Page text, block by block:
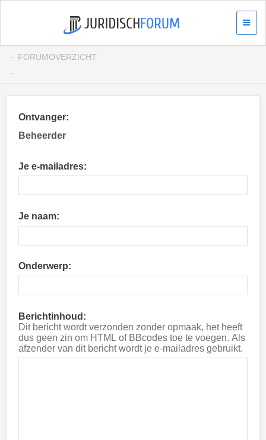
FORUMOVERZICHT
Ontvanger:
Beheerder
Je e-mailadres:
Je naam:
Onderwerp:
Berichtinhoud:
Dit bericht wordt verzonden zonder opmaak, het heeft
dus geen zin om HTML of BBcodes toe te voegen. Als
afzender van dit bericht wordt je e-mailadres gebruikt.